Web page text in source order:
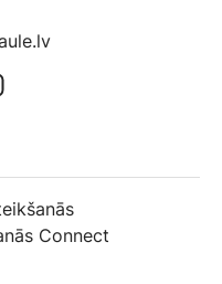
Connect